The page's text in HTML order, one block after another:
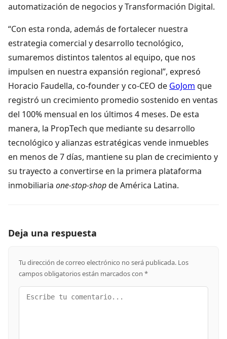
automatización de negocios y Transformación Digital.
“Con esta ronda, además de fortalecer nuestra
estrategia comercial y desarrollo tecnológico,
sumaremos distintos talentos al equipo, que nos
impulsen en nuestra expansión regional”, expresó
Horacio Faudella, co-founder y co-CEO de GoJom que
registró un crecimiento promedio sostenido en ventas
del 100% mensual en los últimos 4 meses. De esta
manera, la PropTech que mediante su desarrollo
tecnológico y alianzas estratégicas vende inmuebles
en menos de 7 días, mantiene su plan de crecimiento y
su trayecto a convertirse en la primera plataforma
inmobiliaria one-stop-shopde América Latina.
Deja una respuesta
Tu dirección de correo electrónico no será publicada. Los
campos obligatorios están marcados con *